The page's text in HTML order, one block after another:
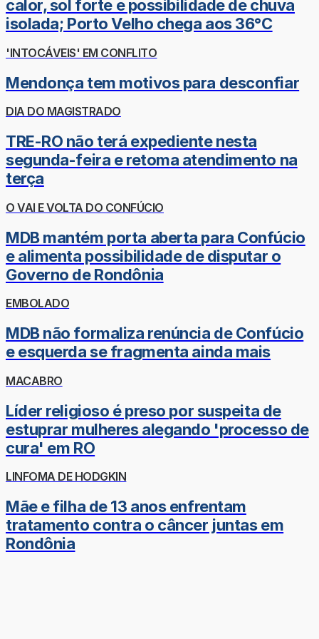
calor, sol forte e possibilidade de chuva
isolada; Porto Velho chega aos 36°C
'INTOCÁVEIS' EM CONFLITO
Mendonça tem motivos para desconfiar
DIA DO MAGISTRADO
TRE-RO não terá expediente nesta
segunda-feira e retoma atendimento na
terça
O VAI E VOLTA DO CONFÚCIO
MDB mantém porta aberta para Confúcio
e alimenta possibilidade de disputar o
Governo de Rondônia
EMBOLADO
MDB não formaliza renúncia de Confúcio
e esquerda se fragmenta ainda mais
MACABRO
Líder religioso é preso por suspeita de
estuprar mulheres alegando 'processo de
cura' em RO
LINFOMA DE HODGKIN
Mãe e filha de 13 anos enfrentam
tratamento contra o câncer juntas em
Rondônia